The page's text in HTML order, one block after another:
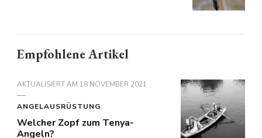
Empfohlene Artikel
AKTUALISIERT AM 18 NOVEMBER 2021
ANGELAUSRÜSTUNG
Welcher Zopf zum Tenya-
Angeln?